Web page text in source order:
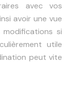
avec vos
avoir une vue
si
utile
peut vite